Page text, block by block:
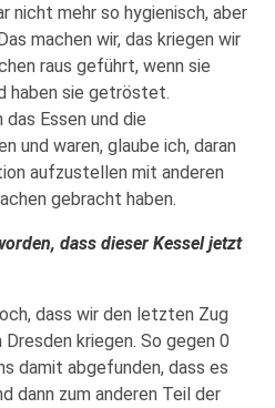
nicht mehr so hygienisch, aber
machen wir, das kriegen wir
raus geführt, wenn sie
haben sie getröstet.
Essen und die
und waren, glaube ich, daran
aufzustellen mit anderen
gebracht haben.
dass dieser Kessel jetzt
dass wir den letzten Zug
kriegen. So gegen 0
damit abgefunden, dass es
dann zum anderen Teil der